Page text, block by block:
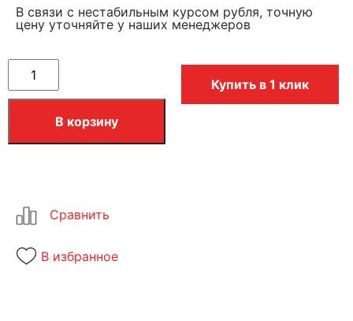
В связи с нестабильным курсом рубля, точную
цену уточняйте у наших менеджеров
В корзину
Купить в 1 клик
В избранное